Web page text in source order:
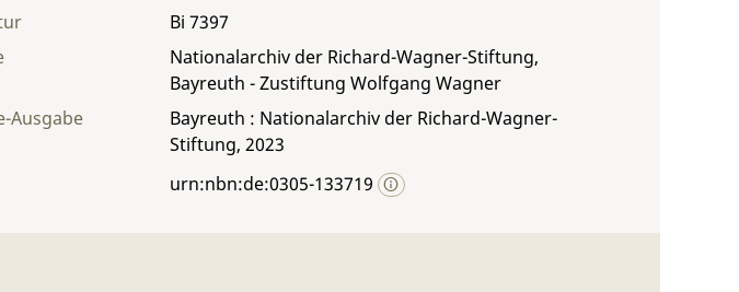
Bi 7397
Nationalarchiv der Richard-Wagner-Stiftung,
Bayreuth - Zustiftung Wolfgang Wagner
Ausgabe
Bayreuth : Nationalarchiv der Richard-Wagner-
Stiftung, 2023
urn:nbn:de:0305-133719